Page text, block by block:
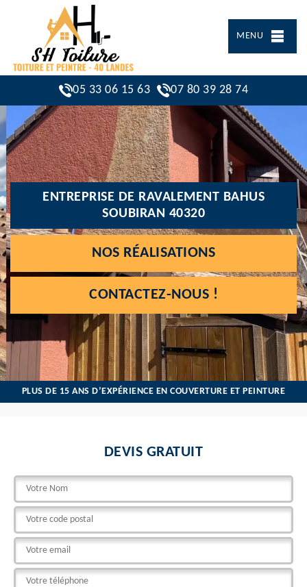
MENU
05 33 06 15 63 07 80 39 28 74
ENTREPRISE DE RAVALEMENT BAHUS
SOUBIRAN 40320
NOS RÉALISATIONS
CONTACTEZ-NOUS !
PLUS DE 15 ANS D’EXPÉRIENCE EN COUVERTURE ET PEINTURE
DEVIS GRATUIT